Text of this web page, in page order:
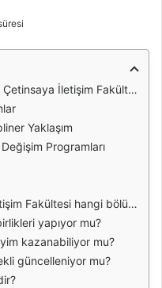
Fakültesi: Eğitimde Yeni Bir Vizyon
Yaklaşım
Programları
hangi bölümleri sunmaktadır?
yapıyor mu?
kazanabiliyor mu?
güncelleniyor mu?